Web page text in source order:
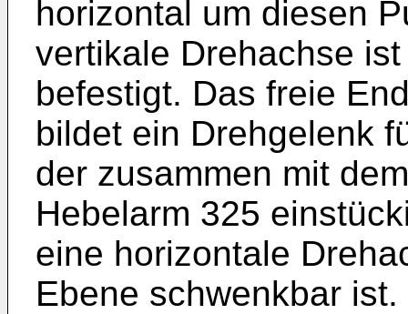
horizontal um diesen
vertikale Drehachse
befestigt. Das freie
bildet ein Drehgelenk
der zusammen mit
Hebelarm 325
eine horizontale
Ebene schwenkbar ist.